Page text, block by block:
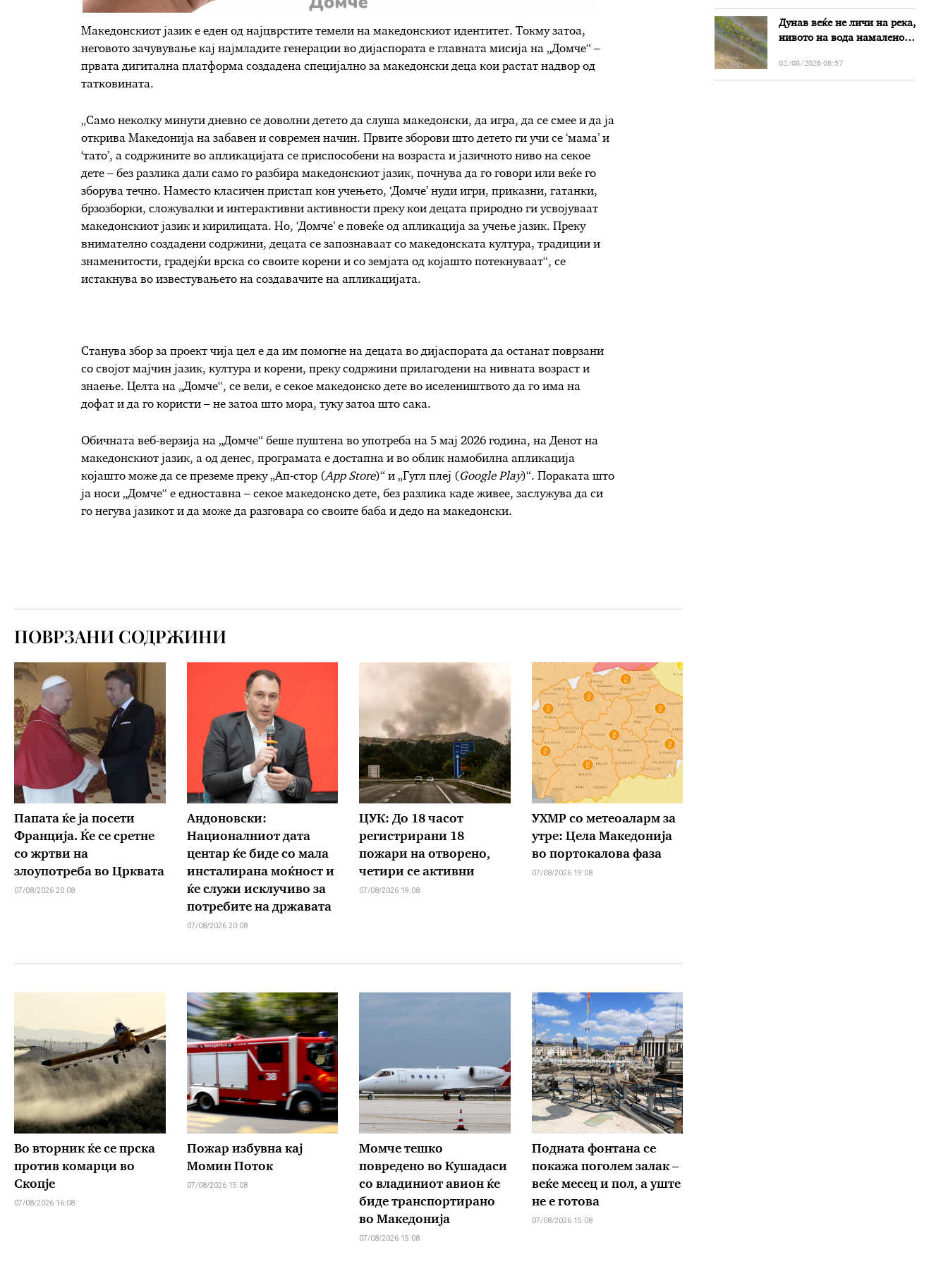
Македонскиот јазик е еден од најцврстите темели на македонскиот идентитет. Токму затоа,
неговото зачувување кај најмладите генерации во дијаспората е главната мисија на „Домче“ –
првата дигитална платформа создадена специјално за македонски деца кои растат надвор од
татковината.
„Само неколку минути дневно се доволни детето да слуша македонски, да игра, да се смее и да ја
открива Македонија на забавен и современ начин. Првите зборови што детето ги учи се ‘мама’ и
‘тато’, а содржините во апликацијата се приспособени на возраста и јазичното ниво на секое
дете – без разлика дали само го разбира македонскиот јазик, почнува да го говори или веќе го
зборува течно. Наместо класичен пристап кон учењето, ‘Домче’ нуди игри, приказни, гатанки,
брзозборки, сложувалки и интерактивни активности преку кои децата природно ги усвојуваат
македонскиот јазик и кирилицата. Но, ‘Домче’ е повеќе од апликација за учење јазик. Преку
внимателно создадени содржини, децата се запознаваат со македонската култура, традиции и
знаменитости, градејќи врска со своите корени и со земјата од којашто потекнуваат“, се
истакнува во известувањето на создавачите на апликацијата.
Станува збор за проект чија цел е да им помогне на децата во дијаспората да останат поврзани
со својот мајчин јазик, култура и корени, преку содржини прилагодени на нивната возраст и
знаење. Целта на „Домче“, се вели, е секое македонско дете во иселеништвото да го има на
дофат и да го користи – не затоа што мора, туку затоа што сака.
Обичната веб-верзија на „Домче“ беше пуштена во употреба на 5 мај 2026 година, на Денот на
македонскиот јазик, а од денес, програмата е достапна и во облик намобилна апликација
којашто може да се преземе преку „Ап-стор (App Store)“ и „Гугл плеј ( Google Play)“. Пораката што
ја носи „Домче“ е едноставна – секое македонско дете, без разлика каде живее, заслужува да си
го негува јазикот и да може да разговара со своите баба и дедо на македонски.
ПОВРЗАНИ СОДРЖИНИ
Папата ќе ја посети
Франција. Ќе се сретне
со жртви на
злоупотреба во Црквата
07/08/2026 20:08
Андоновски:
Националниот дата
центар ќе биде со мала
инсталирана моќност и
ќе служи исклучиво за
потребите на државата
07/08/2026 20:08
ЦУК: До 18 часот
регистрирани 18
пожари на отворено,
четири се активни
07/08/2026 19:08
УХМР со метеоаларм за
утре: Цела Македонија
во портокалова фаза
07/08/2026 19:08
Во вторник ќе се прска
против комарци во
Скопје
07/08/2026 16:08
Пожар избувна кај
Момин Поток
07/08/2026 15:08
Момче тешко
повредено во Кушадаси
со владиниот авион ќе
биде транспортирано
во Македонија
07/08/2026 15:08
Подната фонтана се
покажа поголем залак –
веќе месец и пол, а уште
не е готова
07/08/2026 15:08
Дунав веќе не личи на река,
нивото на вода намалено
Бугарија
02/08/2026 08:57